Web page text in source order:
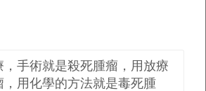
手術就是殺死腫瘤，用放療
，用化學的方法就是毒死腫